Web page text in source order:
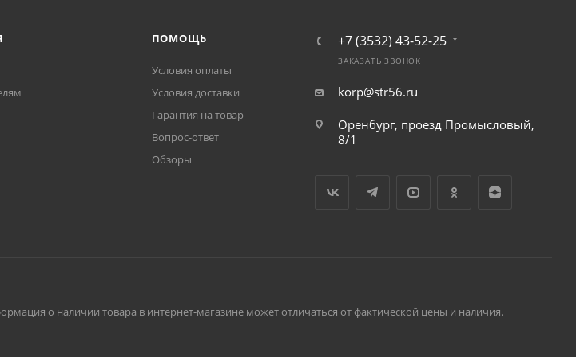
ПОМОЩЬ
Условия оплаты
Условия доставки
Гарантия на товар
Вопрос-ответ
Обзоры
+7 (3532) 43-52-25
ЗАКАЗАТЬ ЗВОНОК
korp@str56.ru
Оренбург, проезд Промысловый,
8/1
о наличии товара в интернет-магазине может отличаться от фактической цены и наличия.